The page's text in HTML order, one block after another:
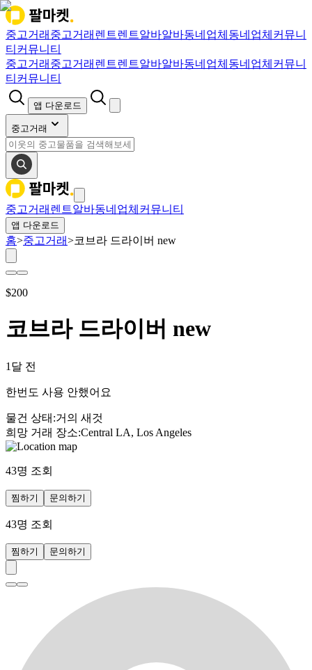
중고거래 중고거래 렌트렌트알바알바동네업체 동네업체 커뮤니
티 커뮤니티
중고거래 중고거래 렌트렌트알바알바동네업체 동네업체 커뮤니
티 커뮤니티
앱 다운로드
중고거래
중고거래 렌트알바동네업체 커뮤니티
앱 다운로드
홈>중고거래>코브라 드라이버 new
$200
코브라 드라이버 new
1달 전
한번도 사용 안했어요
물건 상태 :거의 새것
희망 거래 장소:Central LA, Los Angeles
43명 조회
찜하기 문의하기
43명 조회
찜하기 문의하기